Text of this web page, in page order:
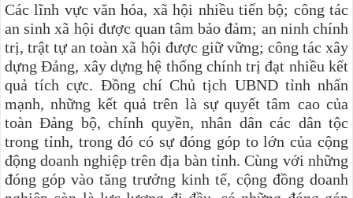
Các lĩnh vực văn hóa, xã hội nhiều tiến bộ; công tác
an sinh xã hội được quan tâm bảo đảm; an ninh chính
trị, trật tự an toàn xã hội được giữ vững; công tác xây
dựng Đảng, xây dựng hệ thống chính trị đạt nhiều kết
quả tích cực. Đồng chí Chủ tịch UBND tỉnh nhấn
mạnh, những kết quả trên là sự quyết tâm cao của
toàn Đảng bộ, chính quyền, nhân dân các dân tộc
trong tỉnh, trong đó có sự đóng góp to lớn của cộng
động doanh nghiệp trên địa bàn tỉnh. Cùng với những
đóng góp vào tăng trưởng kinh tế, cộng đồng doanh